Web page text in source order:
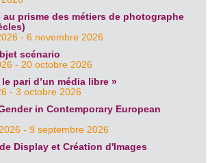
au prisme des métiers de photographe
- 6 novembre 2026
scénario
- 20 octobre 2026
pari d’un média libre »
- 3 octobre 2026
in Contemporary European
- 9 septembre 2026
Display et Création d'Images